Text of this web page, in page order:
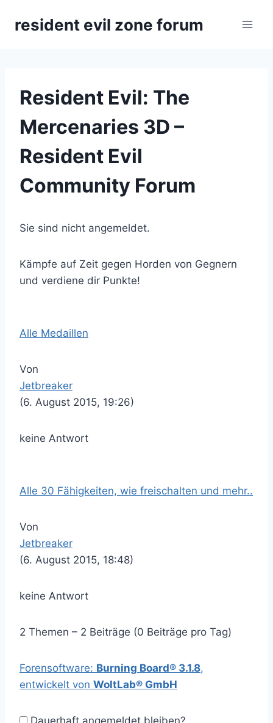
Inhaltresident evil zone forum
Resident Evil: The
Mercenaries 3D –
Resident Evil
Community Forum
Sie sind nicht angemeldet.
Kämpfe auf Zeit gegen Horden von Gegnern
und verdiene dir Punkte!
Alle Medaillen
Von
Jetbreaker
(6. August 2015, 19:26)
keine Antwort
Alle 30 Fähigkeiten, wie freischalten und mehr..
Von
Jetbreaker
(6. August 2015, 18:48)
keine Antwort
2 Themen – 2 Beiträge (0 Beiträge pro Tag)
Forensoftware: Burning Board® 3.1.8,
entwickelt von WoltLab® GmbH
Dauerhaft angemeldet bleiben?